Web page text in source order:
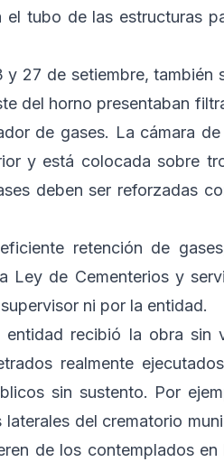
tubo de las estructuras
27 de setiembre, también
del horno presentaban
de gases. La cámara
y está colocada sobre
deben ser reforzadas
retención de
Ley de Cementerios y
ni por la entidad.
recibió la obra sin
realmente
sin sustento. Por
del crematorio
de los contemplados en